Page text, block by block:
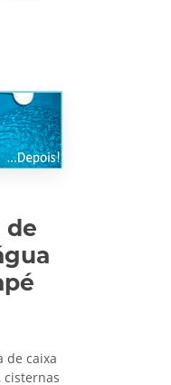
de
de caixa
cisternas